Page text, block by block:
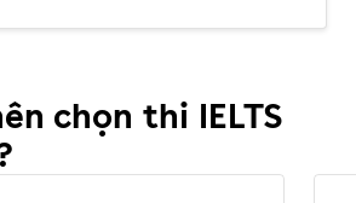
chọn thi IELTS